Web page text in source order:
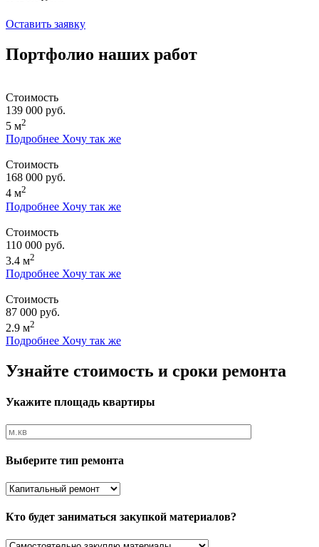
Оставить заявку
Портфолио наших работ
Стоимость
139 000 руб.
5 м2
Подробнее Хочу так же
Стоимость
168 000 руб.
4 м2
Подробнее Хочу так же
Стоимость
110 000 руб.
3.4 м2
Подробнее Хочу так же
Стоимость
87 000 руб.
2.9 м2
Подробнее Хочу так же
Узнайте стоимость и сроки ремонта
Укажите площадь квартиры
Выберите тип ремонта
Кто будет заниматься закупкой материалов?